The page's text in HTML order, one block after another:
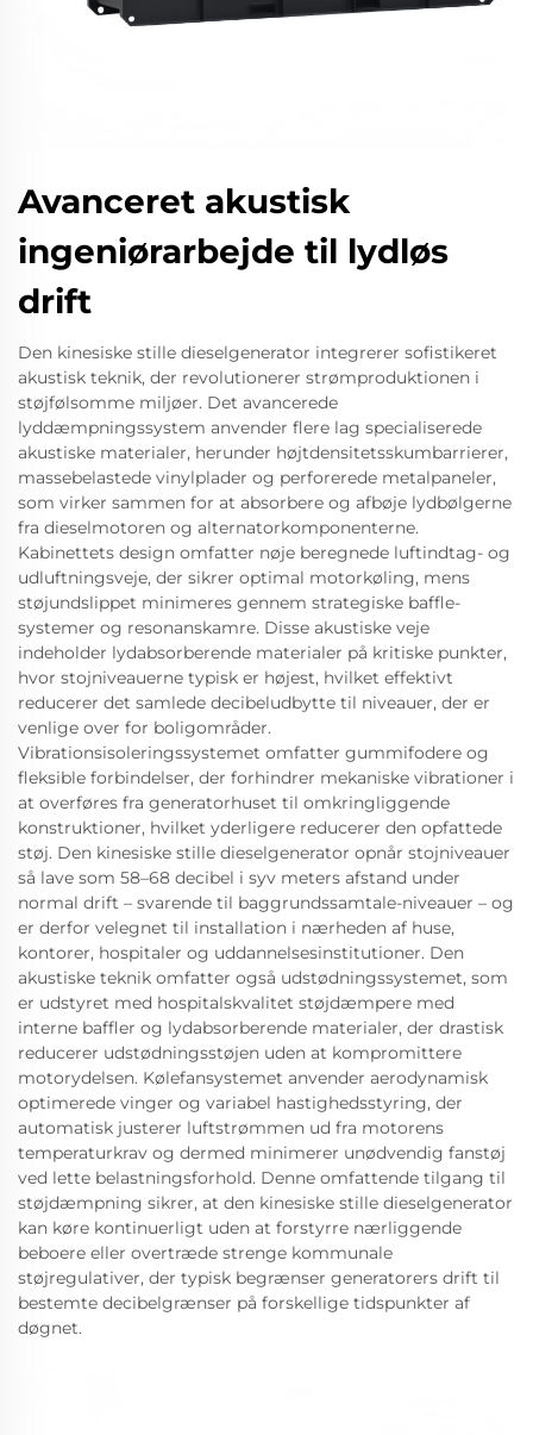
Avanceret akustisk
ingeniørarbejde til lydløs
drift
Den kinesiske stille dieselgenerator integrerer sofistikeret
akustisk teknik, der revolutionerer strømproduktionen i
støjfølsomme miljøer. Det avancerede
lyddæmpningssystem anvender flere lag specialiserede
akustiske materialer, herunder højtdensitetsskumbarrierer,
massebelastede vinylplader og perforerede metalpaneler,
som virker sammen for at absorbere og afbøje lydbølgerne
fra dieselmotoren og alternatorkomponenterne.
Kabinettets design omfatter nøje beregnede luftindtag- og
udluftningsveje, der sikrer optimal motorkøling, mens
støjundslippet minimeres gennem strategiske baffle-
systemer og resonanskamre. Disse akustiske veje
indeholder lydabsorberende materialer på kritiske punkter,
hvor stojniveauerne typisk er højest, hvilket effektivt
reducerer det samlede decibeludbytte til niveauer, der er
venlige over for boligområder.
Vibrationsisoleringssystemet omfatter gummifodere og
fleksible forbindelser, der forhindrer mekaniske vibrationer i
at overføres fra generatorhuset til omkringliggende
konstruktioner, hvilket yderligere reducerer den opfattede
støj. Den kinesiske stille dieselgenerator opnår stojniveauer
så lave som 58–68 decibel i syv meters afstand under
normal drift – svarende til baggrundssamtale-niveauer – og
er derfor velegnet til installation i nærheden af huse,
kontorer, hospitaler og uddannelsesinstitutioner. Den
akustiske teknik omfatter også udstødningssystemet, som
er udstyret med hospitalskvalitet støjdæmpere med
interne baffler og lydabsorberende materialer, der drastisk
reducerer udstødningsstøjen uden at kompromittere
motorydelsen. Kølefansystemet anvender aerodynamisk
optimerede vinger og variabel hastighedsstyring, der
automatisk justerer luftstrømmen ud fra motorens
temperaturkrav og dermed minimerer unødvendig fanstøj
ved lette belastningsforhold. Denne omfattende tilgang til
støjdæmpning sikrer, at den kinesiske stille dieselgenerator
kan køre kontinuerligt uden at forstyrre nærliggende
beboere eller overtræde strenge kommunale
støjregulativer, der typisk begrænser generatorers drift til
bestemte decibelgrænser på forskellige tidspunkter af
døgnet.